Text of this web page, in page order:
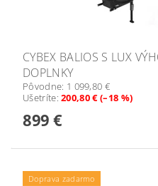
CYBEX BALIOS S LUX
DOPLNKY
Pôvodne: 1 099,80 €
Ušetríte:200,80 € (–18 %)
899 €
Doprava zadarmo